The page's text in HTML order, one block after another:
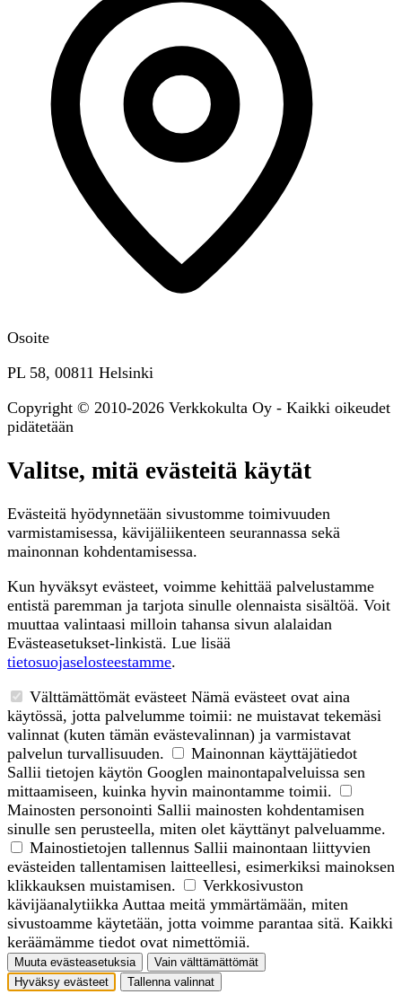
Osoite
PL 58, 00811 Helsinki
Copyright © 2010-2026 Verkkokulta Oy - Kaikki oikeudet
pidätetään
Valitse, mitä evästeitä käytät
Evästeitä hyödynnetään sivustomme toimivuuden
varmistamisessa, kävijäliikenteen seurannassa sekä
mainonnan kohdentamisessa.
Kun hyväksyt evästeet, voimme kehittää palvelustamme
entistä paremman ja tarjota sinulle olennaista sisältöä. Voit
muuttaa valintaasi milloin tahansa sivun alalaidan
Evästeasetukset-linkistä. Lue lisää
tietosuojaselosteestamme.
Välttämättömät evästeet Nämä evästeet ovat aina
käytössä, jotta palvelumme toimii: ne muistavat tekemäsi
valinnat (kuten tämän evästevalinnan) ja varmistavat
palvelun turvallisuuden.
Mainonnan käyttäjätiedot
Sallii tietojen käytön Googlen mainontapalveluissa sen
mittaamiseen, kuinka hyvin mainontamme toimii.
Mainosten personointi Sallii mainosten kohdentamisen
sinulle sen perusteella, miten olet käyttänyt palveluamme.
Mainostietojen tallennus Sallii mainontaan liittyvien
evästeiden tallentamisen laitteellesi, esimerkiksi mainoksen
klikkauksen muistamisen.
Verkkosivuston
kävijäanalytiikka Auttaa meitä ymmärtämään, miten
sivustoamme käytetään, jotta voimme parantaa sitä. Kaikki
keräämämme tiedot ovat nimettömiä.
Muuta evästeasetuksia
Vain välttämättömät
Hyväksy evästeet
Tallenna valinnat